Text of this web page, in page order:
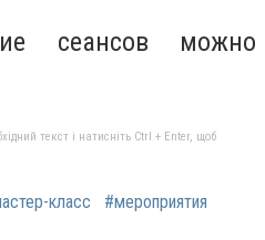
сеансов можно
текст і натисніть Ctrl + Enter, щоб
класс
#мероприятия